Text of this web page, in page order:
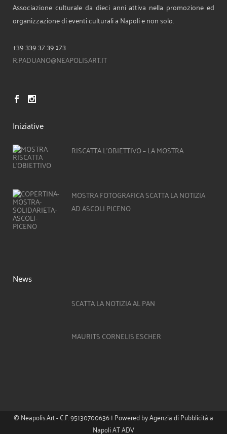
Associazione culturale da dieci anni attiva nella promozione ed
organizzazione di eventi culturali a Napoli e non solo.
+39 339 37 39 173
R.PADUANO@NEAPOLISART.IT
Iniziative
RISCATTA L’OBIETTIVO – LA MOSTRA
MOSTRA FOTOGRAFICA SCATTA LA NOTIZIA
AD ASCOLI PICENO
News
SCATTA LA NOTIZIA AL PAN
MAURITS CORNELIS ESCHER
© Neapolis.Art - C.F. 95130700636 | Powered byAgenzia di Pubblicità a
Napoli AT ADV